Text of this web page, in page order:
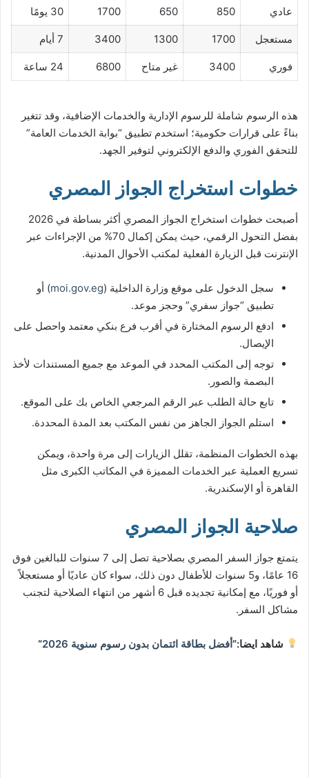
عادي 850
650
1700 30 يومًا
مستعجل 1700
1300
3400 7 أيام
فوري 3400 غير متاح 6800 24 ساعة
هذه الرسوم شاملة للرسوم الإدارية والخدمات الإضافية، وقد تتغير
بناءً على قرارات حكومية؛ استخدم تطبيق “بوابة الخدمات العامة”
للتحقق الفوري والدفع الإلكتروني لتوفير الجهد.
خطوات استخراج الجواز المصري
أصبحت خطوات استخراج الجواز المصري أكثر بساطة في 2026
بفضل التحول الرقمي، حيث يمكن إكمال 70% من الإجراءات عبر
الإنترنت قبل الزيارة الفعلية لمكتب الأحوال المدنية.
سجل الدخول على موقع وزارة الداخلية (moi.gov.eg) أو
تطبيق “جواز سفري” وحجز موعد.
ادفع الرسوم المختارة في أقرب فرع بنكي معتمد واحصل على
الإيصال.
توجه إلى المكتب المحدد في الموعد مع جميع المستندات لأخذ
البصمة والصور.
تابع حالة الطلب عبر الرقم المرجعي الخاص بك على الموقع.
استلم الجواز الجاهز من نفس المكتب بعد المدة المحددة.
بهذه الخطوات المنظمة، تقلل الزيارات إلى مرة واحدة، ويمكن
تسريع العملية عبر الخدمات المميزة في المكاتب الكبرى مثل
القاهرة أو الإسكندرية.
صلاحية الجواز المصري
يتمتع جواز السفر المصري بصلاحية تصل إلى 7 سنوات للبالغين فوق
16 عامًا، و5 سنوات للأطفال دون ذلك، سواء كان عاديًا أو مستعجلاً
أو فوريًا، مع إمكانية تجديده قبل 6 أشهر من انتهاء الصلاحية لتجنب
مشاكل السفر.
شاهد ايضا:”أفضل بطاقة ائتمان بدون رسوم سنوية 2026 “